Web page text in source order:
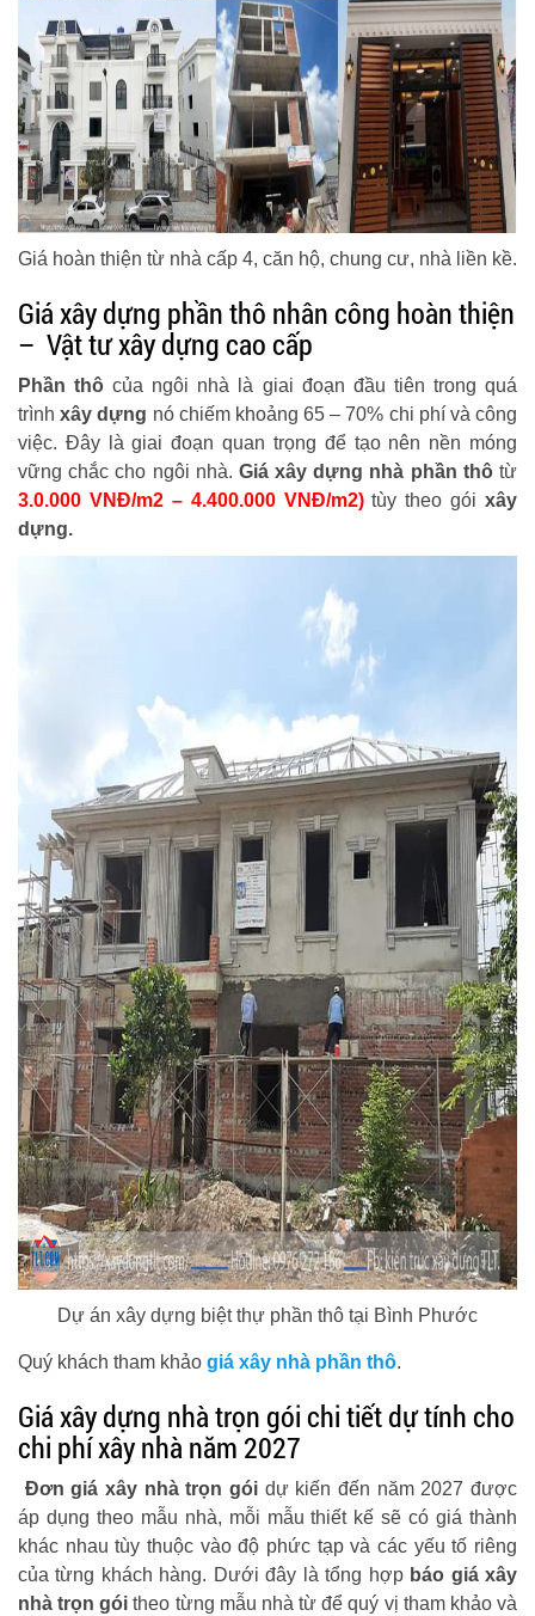
Giá hoàn thiện từ nhà cấp 4, căn hộ, chung cư, nhà liền kề.
Giá xây dựng phần thô nhân công hoàn thiện
– Vật tư xây dựng cao cấp
Phần thô của ngôi nhà là giai đoạn đầu tiên trong quá
trìnhxây dựng nó chiếm khoảng 65 – 70% chi phí và công
việc. Đây là giai đoạn quan trọng để tạo nên nền móng
vững chắc cho ngôi nhà. Giá xây dựng nhà phần thôtừ
3.0.000 VNĐ/m2 – 4.400.000 VNĐ/m2) tùy theo gói xây
dựng.
Dự án xây dựng biệt thự phần thô tại Bình Phước
Quý khách tham khảo giá xây nhà phần thô.
Giá xây dựng nhà trọn gói chi tiết dự tính cho
chi phí xây nhà năm 2027
Đơn giá xây nhà trọn gói dự kiến đến năm 2027 được
áp dụng theo mẫu nhà, mỗi mẫu thiết kế sẽ có giá thành
khác nhau tùy thuộc vào độ phức tạp và các yếu tố riêng
của từng khách hàng. Dưới đây là tổng hợp báo giá xây
nhà trọn gói theo từng mẫu nhà từ để quý vị tham khảo và